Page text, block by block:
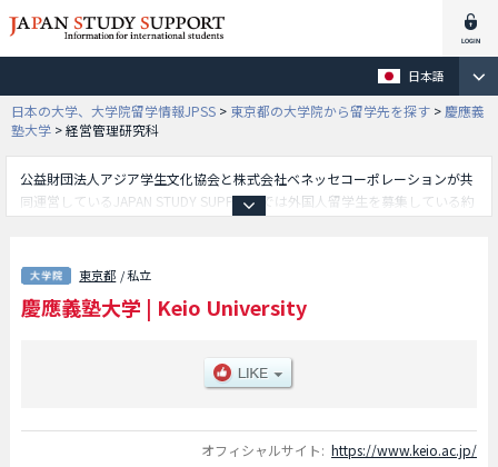
日本語
日本の大学、大学院留学情報JPSS > 東京都の大学院から留学先を探す > 慶應義
塾大学 >経営管理研究科
公益財団法人アジア学生文化協会と株式会社ベネッセコーポレーションが共
同運営しているJAPAN STUDY SUPPORTでは外国人留学生を募集している約
済学研究科や法学研究科や社会学研究科や商学研究科や医学研究科や理工学
研究科や経営管理研究科や政策 ・メディア研究科や法務研究科や薬学研究科
やシステムデザイン・マネジメント研究科やメディアデザイン研究科等、研
外国人留学生に必要な情報を掲載しているので是非ご利用ください。
東京都 / 私立
慶應義塾大学 | Keio University
オフィシャルサイト: https://www.keio.ac.jp/